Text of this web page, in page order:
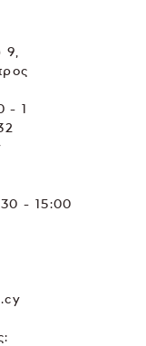
9,
- 1
- 15:00